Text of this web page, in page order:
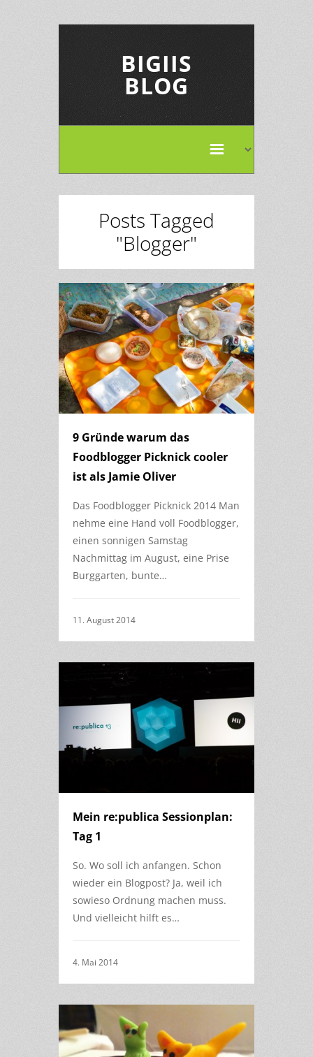
BIGIIS
BLOG
Posts Tagged
"Blogger"
9 Gründe warum das
Foodblogger Picknick cooler
ist als Jamie Oliver
Das Foodblogger Picknick 2014 Man
nehme eine Hand voll Foodblogger,
einen sonnigen Samstag
Nachmittag im August, eine Prise
Burggarten, bunte…
11. August 2014
Mein re:publica Sessionplan:
Tag 1
So. Wo soll ich anfangen. Schon
wieder ein Blogpost? Ja, weil ich
sowieso Ordnung machen muss.
Und vielleicht hilft es…
4. Mai 2014